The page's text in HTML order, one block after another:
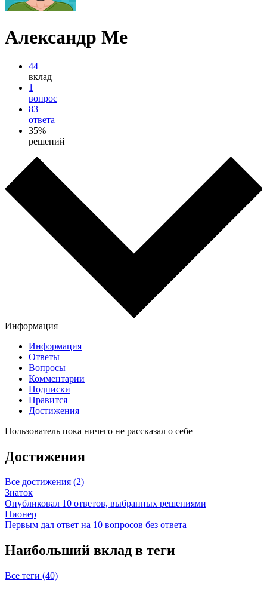
Александр Ме
44
вклад
1
вопрос
83
ответа
35%
решений
Информация
Информация
Ответы
Вопросы
Комментарии
Подписки
Нравится
Достижения
Пользователь пока ничего не рассказал о себе
Достижения
Все достижения (2)
Знаток
Опубликовал 10 ответов, выбранных решениями
Пионер
Первым дал ответ на 10 вопросов без ответа
Наибольший вклад в теги
Все теги (40)